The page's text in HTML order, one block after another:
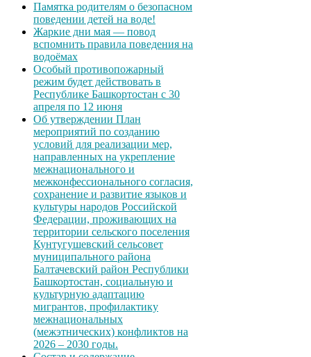
Памятка родителям о безопасном
поведении детей на воде!
Жаркие дни мая — повод
вспомнить правила поведения на
водоёмах
Особый противопожарный
режим будет действовать в
Республике Башкортостан с 30
апреля по 12 июня
Об утверждении План
мероприятий по созданию
условий для реализации мер,
направленных на укрепление
межнационального и
межконфессионального согласия,
сохранение и развитие языков и
культуры народов Российской
Федерации, проживающих на
территории сельского поселения
Кунтугушевский сельсовет
муниципального района
Балтачевский район Республики
Башкортостан, социальную и
культурную адаптацию
мигрантов, профилактику
межнациональных
(межэтнических) конфликтов на
2026 – 2030 годы.